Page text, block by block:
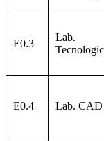
E0.3
Lab.
E0.4 Lab. CAD